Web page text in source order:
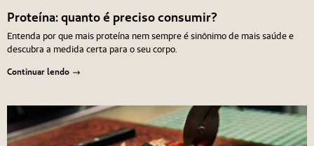
Proteína: quanto é preciso consumir?
Entenda por que mais proteína nem sempre é sinônimo de mais saúde e
descubra a medida certa para o seu corpo.
Continuar lendo